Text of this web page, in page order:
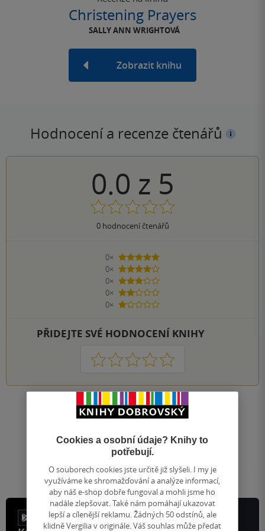
Christening Prayers
SALLY ANN WRIGHTOVÁ
Zobrazit knihu
Hodnocení a recenze čtenářů
0.0 z 5
0hodnocení čtenářů
0×
5 hvězdiček
0×
4 hvězdičky
0×
3 hvězdičky
0×
2 hvězdičky
0×
1 hvezdička
PŘIDEJTE SVÉ HODNOCENÍ KNIHY
1 2 3 4 5
Nahoru
1
Přejít
na
stránku
/ 1
Cookies a osobní údaje? Knihy to
potřebují.
O souborech cookies jste určitě již slyšeli. I my je
využíváme ke shromažďování a analýze informací,
aby náš e-shop dobře fungoval a mohli jsme ho
nadále zlepšovat. Také nám pomáhají ukazovat
lepší a cílenější reklamu. Žádných 50 odstínů, ale
klidně Vergilia v originále. Váš souhlas může předat